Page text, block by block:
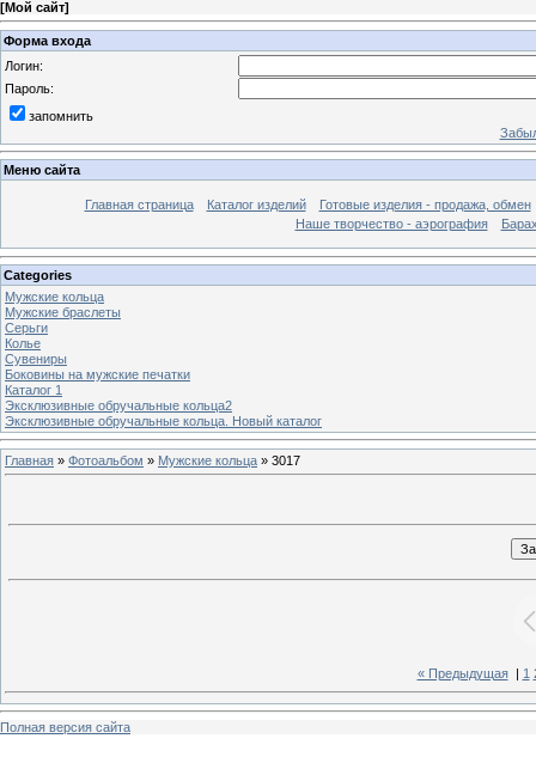
[Мой сайт]
Форма входа
Логин:
Пароль:
запомнить
Меню сайта
Главная страница Каталог изделий
Готовые изделия - продажа, обмен
Наше творчество - аэрография
Categories
Мужские кольца
Мужские браслеты
Серьги
Колье
Сувениры
Боковины на мужские печатки
Каталог 1
Эксклюзивные обручальные кольца2
Эксклюзивные обручальные кольца. Новый каталог
Главная » Фотоальбом » Мужские кольца » 3017
« Предыдущая| 1
Полная версия сайта